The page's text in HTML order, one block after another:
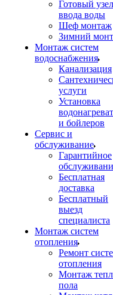
Готовый узел
ввода воды
Шеф монтаж
Зимний
Монтаж систем
водоснабжения
Канализация
услуги
Установка
и бойлеров
Сервис и
обслуживание
Гарантийное
Бесплатная
доставка
Бесплатный
выезд
специалиста
Монтаж систем
отопления
Ремонт
отопления
Монтаж
пола